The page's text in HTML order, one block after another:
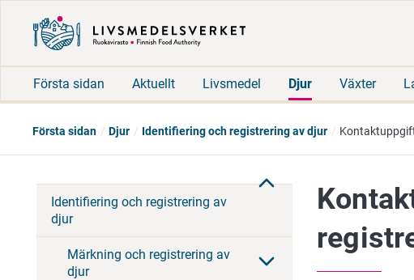
Första sidan Aktuellt Livsmedel Djur Växter
Första sidan Djur Identifiering och registrering av djur
Identifiering och registrering av
djur
Märkning och registrering av
djur